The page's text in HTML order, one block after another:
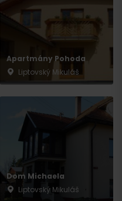
Apartmány Pohoda
Liptovský Mikuláš
Dom Michaela
Liptovský Mikuláš